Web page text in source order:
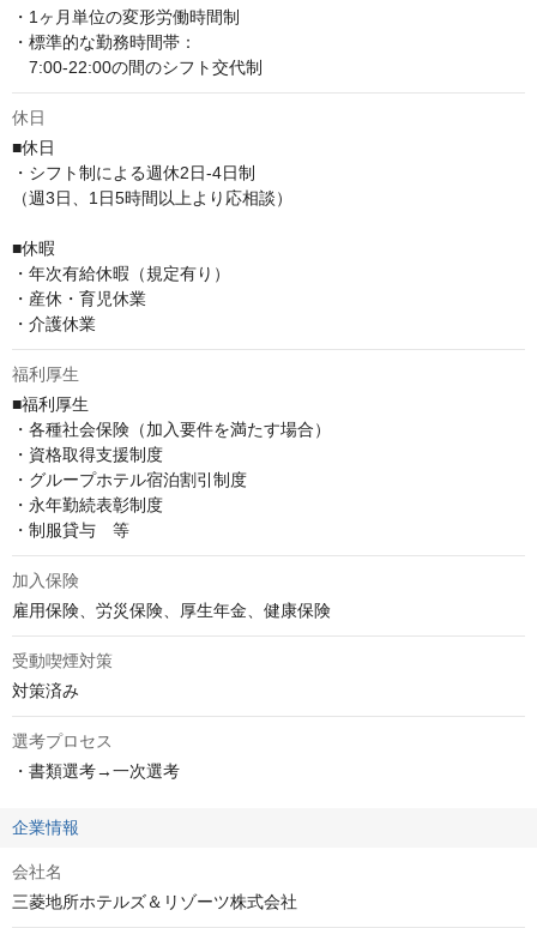
・1ヶ月単位の変形労働時間制
・標準的な勤務時間帯：
7:00-22:00の間のシフト交代制
休日
■休日
・シフト制による週休2日-4日制
（週3日、1日5時間以上より応相談）
■休暇
・年次有給休暇（規定有り）
・産休・育児休業
・介護休業
福利厚生
■福利厚生
・各種社会保険（加入要件を満たす場合）
・資格取得支援制度
・グループホテル宿泊割引制度
・永年勤続表彰制度
・制服貸与　等
加入保険
雇用保険、労災保険、厚生年金、健康保険
受動喫煙対策
対策済み
選考プロセス
・書類選考→一次選考
企業情報
会社名
三菱地所ホテルズ＆リゾーツ株式会社